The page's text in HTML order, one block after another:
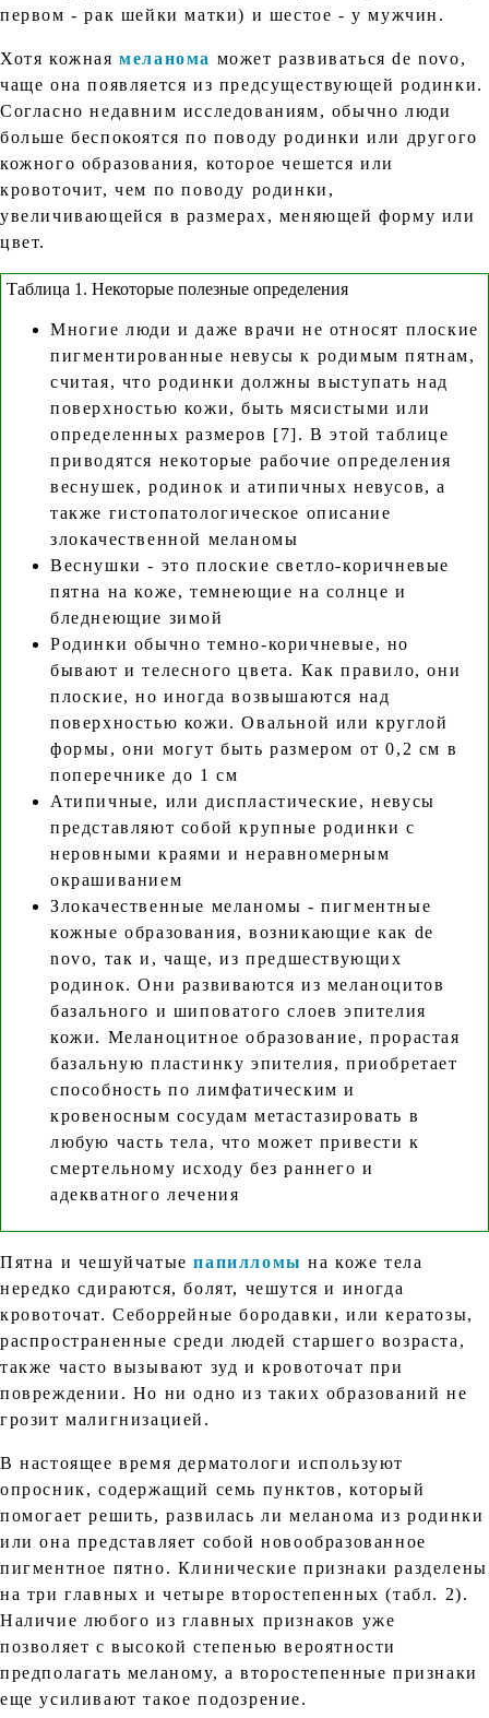
первом - рак шейки матки) и шестое - у мужчин.
Хотя кожнаямеланома может развиваться de novo,
чаще она появляется из предсуществующей родинки.
Согласно недавним исследованиям, обычно люди
больше беспокоятся по поводу родинки или другого
кожного образования, которое чешется или
кровоточит, чем по поводу родинки,
увеличивающейся в размерах, меняющей форму или
цвет.
Таблица 1. Некоторые полезные определения
Многие люди и даже врачи не относят плоские
пигментированные невусы к родимым пятнам,
считая, что родинки должны выступать над
поверхностью кожи, быть мясистыми или
определенных размеров [7]. В этой таблице
приводятся некоторые рабочие определения
веснушек, родинок и атипичных невусов, а
также гистопатологическое описание
злокачественной меланомы
Веснушки - это плоские светло-коричневые
пятна на коже, темнеющие на солнце и
бледнеющие зимой
Родинки обычно темно-коричневые, но
бывают и телесного цвета. Как правило, они
плоские, но иногда возвышаются над
поверхностью кожи. Овальной или круглой
формы, они могут быть размером от 0,2 см в
поперечнике до 1 см
Атипичные, или диспластические, невусы
представляют собой крупные родинки с
неровными краями и неравномерным
окрашиванием
Злокачественные меланомы - пигментные
кожные образования, возникающие как de
novo, так и, чаще, из предшествующих
родинок. Они развиваются из меланоцитов
базального и шиповатого слоев эпителия
кожи. Меланоцитное образование, прорастая
базальную пластинку эпителия, приобретает
способность по лимфатическим и
кровеносным сосудам метастазировать в
любую часть тела, что может привести к
смертельному исходу без раннего и
адекватного лечения
Пятна и чешуйчатыепапилломы на коже тела
нередко сдираются, болят, чешутся и иногда
кровоточат. Себоррейные бородавки, или кератозы,
распространенные среди людей старшего возраста,
также часто вызывают зуд и кровоточат при
повреждении. Но ни одно из таких образований не
грозит малигнизацией.
В настоящее время дерматологи используют
опросник, содержащий семь пунктов, который
помогает решить, развилась ли меланома из родинки
или она представляет собой новообразованное
пигментное пятно. Клинические признаки разделены
на три главных и четыре второстепенных (табл. 2).
Наличие любого из главных признаков уже
позволяет с высокой степенью вероятности
предполагать меланому, а второстепенные признаки
еще усиливают такое подозрение.